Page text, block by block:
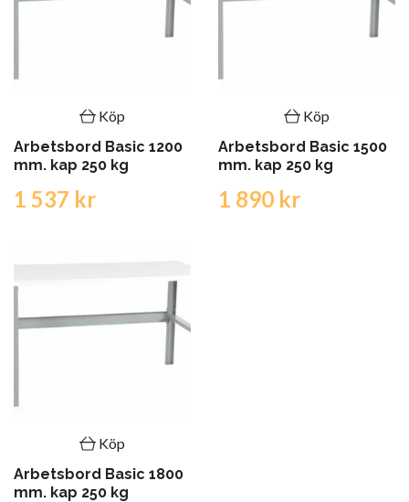
Köp
Arbetsbord Basic 1200
mm. kap 250 kg
1 537 kr
Köp
Arbetsbord Basic 1500
mm. kap 250 kg
1 890 kr
Köp
Arbetsbord Basic 1800
mm. kap 250 kg